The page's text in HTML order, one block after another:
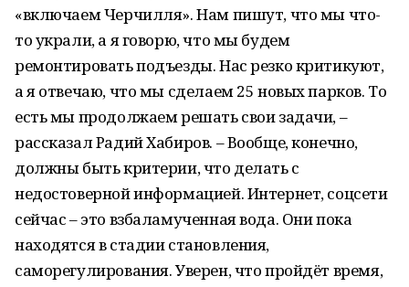
«включаем Черчилля». Нам пишут, что мы что-
то украли, а я говорю, что мы будем
ремонтировать подъезды. Нас резко критикуют,
а я отвечаю, что мы сделаем 25 новых парков. То
есть мы продолжаем решать свои задачи, –
рассказал Радий Хабиров. – Вообще, конечно,
должны быть критерии, что делать с
недостоверной информацией. Интернет, соцсети
сейчас – это взбаламученная вода. Они пока
находятся в стадии становления,
саморегулирования. Уверен, что пройдёт время,